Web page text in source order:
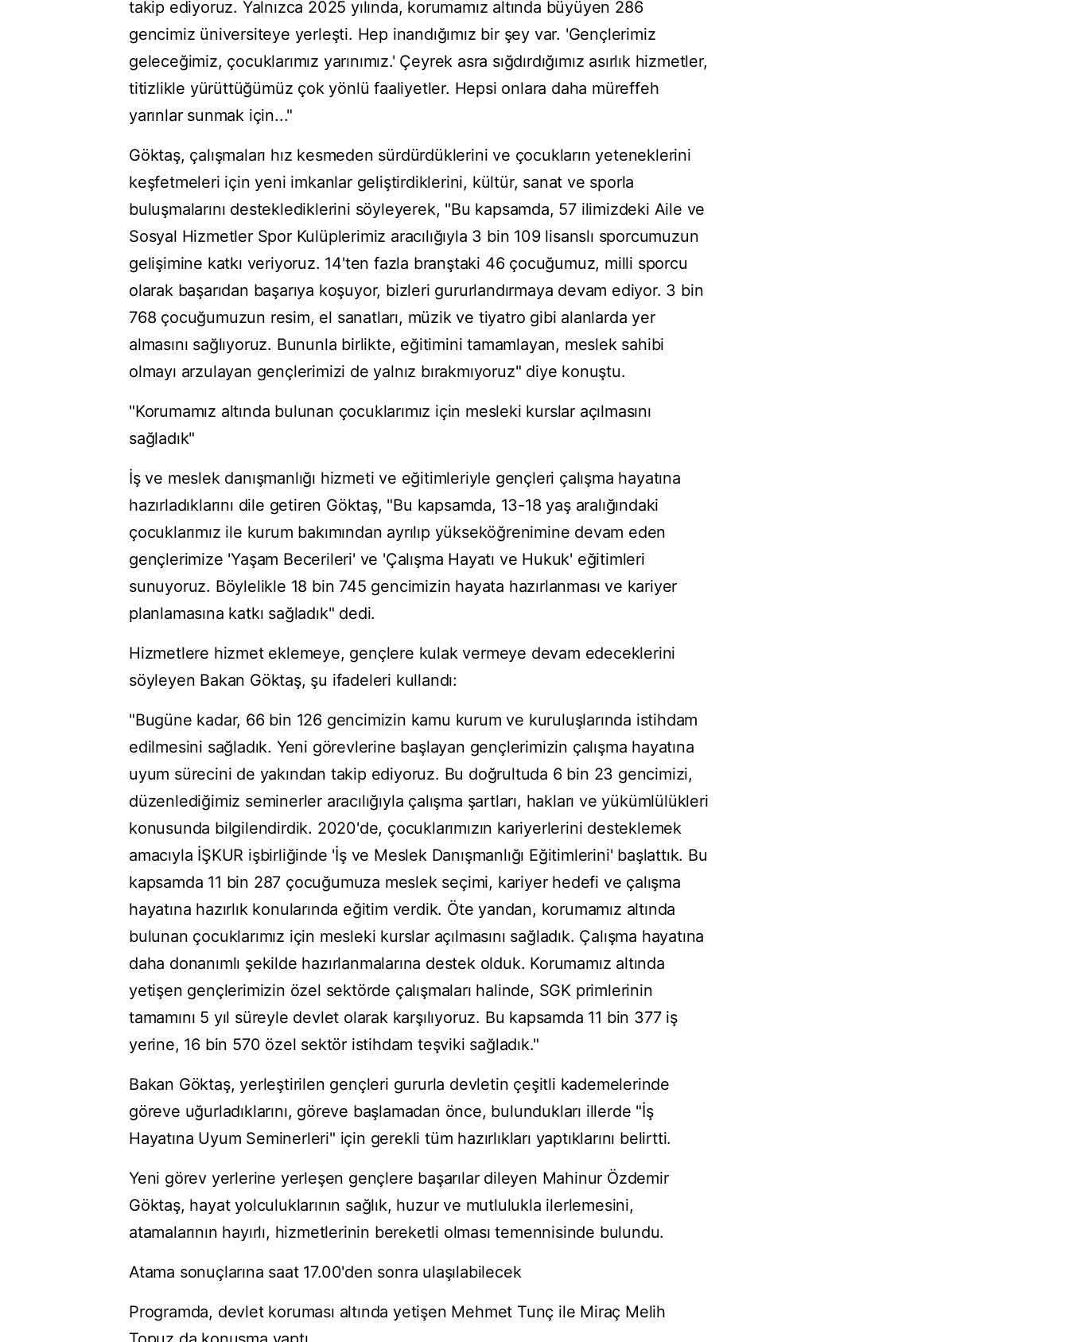
takip ediyoruz. Yalnızca 2025 yılında, korumamız altında büyüyen 286
gencimiz üniversiteye yerleşti. Hep inandığımız bir şey var. 'Gençlerimiz
geleceğimiz, çocuklarımız yarınımız.' Çeyrek asra sığdırdığımız asırlık hizmetler,
titizlikle yürüttüğümüz çok yönlü faaliyetler. Hepsi onlara daha müreffeh
yarınlar sunmak için..."
Göktaş, çalışmaları hız kesmeden sürdürdüklerini ve çocukların yeteneklerini
keşfetmeleri için yeni imkanlar geliştirdiklerini, kültür, sanat ve sporla
buluşmalarını desteklediklerini söyleyerek, "Bu kapsamda, 57 ilimizdeki Aile ve
Sosyal Hizmetler Spor Kulüplerimiz aracılığıyla 3 bin 109 lisanslı sporcumuzun
gelişimine katkı veriyoruz. 14'ten fazla branştaki 46 çocuğumuz, milli sporcu
olarak başarıdan başarıya koşuyor, bizleri gururlandırmaya devam ediyor. 3 bin
768 çocuğumuzun resim, el sanatları, müzik ve tiyatro gibi alanlarda yer
almasını sağlıyoruz. Bununla birlikte, eğitimini tamamlayan, meslek sahibi
olmayı arzulayan gençlerimizi de yalnız bırakmıyoruz" diye konuştu.
"Korumamız altında bulunan çocuklarımız için mesleki kurslar açılmasını
sağladık"
İş ve meslek danışmanlığı hizmeti ve eğitimleriyle gençleri çalışma hayatına
hazırladıklarını dile getiren Göktaş, "Bu kapsamda, 13-18 yaş aralığındaki
çocuklarımız ile kurum bakımından ayrılıp yükseköğrenimine devam eden
gençlerimize 'Yaşam Becerileri' ve 'Çalışma Hayatı ve Hukuk' eğitimleri
sunuyoruz. Böylelikle 18 bin 745 gencimizin hayata hazırlanması ve kariyer
planlamasına katkı sağladık" dedi.
Hizmetlere hizmet eklemeye, gençlere kulak vermeye devam edeceklerini
söyleyen Bakan Göktaş, şu ifadeleri kullandı:
"Bugüne kadar, 66 bin 126 gencimizin kamu kurum ve kuruluşlarında istihdam
edilmesini sağladık. Yeni görevlerine başlayan gençlerimizin çalışma hayatına
uyum sürecini de yakından takip ediyoruz. Bu doğrultuda 6 bin 23 gencimizi,
düzenlediğimiz seminerler aracılığıyla çalışma şartları, hakları ve yükümlülükleri
konusunda bilgilendirdik. 2020'de, çocuklarımızın kariyerlerini desteklemek
amacıyla İŞKUR işbirliğinde 'İş ve Meslek Danışmanlığı Eğitimlerini' başlattık. Bu
kapsamda 11 bin 287 çocuğumuza meslek seçimi, kariyer hedefi ve çalışma
hayatına hazırlık konularında eğitim verdik. Öte yandan, korumamız altında
bulunan çocuklarımız için mesleki kurslar açılmasını sağladık. Çalışma hayatına
daha donanımlı şekilde hazırlanmalarına destek olduk. Korumamız altında
yetişen gençlerimizin özel sektörde çalışmaları halinde, SGK primlerinin
tamamını 5 yıl süreyle devlet olarak karşılıyoruz. Bu kapsamda 11 bin 377 iş
yerine, 16 bin 570 özel sektör istihdam teşviki sağladık."
Bakan Göktaş, yerleştirilen gençleri gururla devletin çeşitli kademelerinde
göreve uğurladıklarını, göreve başlamadan önce, bulundukları illerde "İş
Hayatına Uyum Seminerleri" için gerekli tüm hazırlıkları yaptıklarını belirtti.
Yeni görev yerlerine yerleşen gençlere başarılar dileyen Mahinur Özdemir
Göktaş, hayat yolculuklarının sağlık, huzur ve mutlulukla ilerlemesini,
atamalarının hayırlı, hizmetlerinin bereketli olması temennisinde bulundu.
Atama sonuçlarına saat 17.00'den sonra ulaşılabilecek
Programda, devlet koruması altında yetişen Mehmet Tunç ile Miraç Melih